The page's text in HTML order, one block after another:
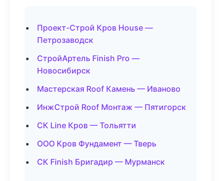
Проект-Строй Кров House —
Петрозаводск
СтройАртель Finish Pro —
Новосибирск
Мастерская Roof Камень — Иваново
ИнжСтрой Roof Монтаж — Пятигорск
СК Line Кров — Тольятти
ООО Кров Фундамент — Тверь
СК Finish Бригадир — Мурманск